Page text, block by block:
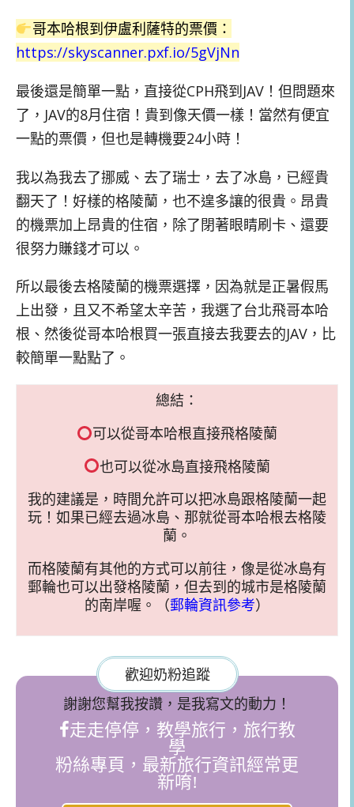
哥本哈根到伊盧利薩特的票價：
https://skyscanner.pxf.io/5gVjNn
最後還是簡單一點，直接從CPH飛到JAV！但問題來
了，JAV的8月住宿！貴到像天價一樣！當然有便宜
一點的票價，但也是轉機要24小時！
我以為我去了挪威、去了瑞士，去了冰島，已經貴
翻天了！好樣的格陵蘭，也不遑多讓的很貴。昂貴
的機票加上昂貴的住宿，除了閉著眼睛刷卡、還要
很努力賺錢才可以。
所以最後去格陵蘭的機票選擇，因為就是正暑假馬
上出發，且又不希望太辛苦，我選了台北飛哥本哈
根、然後從哥本哈根買一張直接去我要去的JAV，比
較簡單一點點了。
總結：
可以從哥本哈根直接飛格陵蘭
也可以從冰島直接飛格陵蘭
我的建議是，時間允許可以把冰島跟格陵蘭一起
玩！如果已經去過冰島、那就從哥本哈根去格陵
蘭。
而格陵蘭有其他的方式可以前往，像是從冰島有
郵輪也可以出發格陵蘭，但去到的城市是格陵蘭
的南岸喔。（郵輪資訊參考）
歡迎奶粉追蹤
謝謝您幫我按讚，是我寫文的動力！
走走停停，教學旅行，旅行教
學
粉絲專頁，最新旅行資訊經常更
新唷!